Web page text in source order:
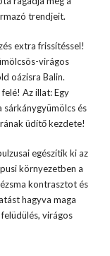
trendjeit.
extra frissítéssel!
virágos
oázisra Balin.
Az illat: Egy
és
üdítő kezdete!
egészítik ki az
környezetben a
kontrasztot és
hagyva maga
virágos